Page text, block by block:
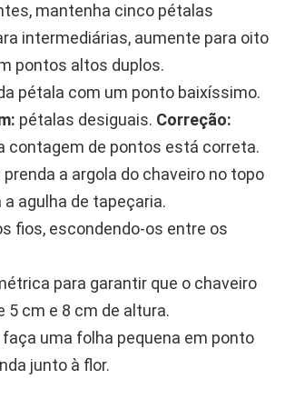
mantenha cinco pétalas
intermediárias, aumente para oito
pontos altos duplos.
pétala com um ponto baixíssimo.
pétalas desiguais. Correção:
contagem de pontos está correta.
a argola do chaveiro no topo
a agulha de tapeçaria.
fios, escondendo-os entre os
para garantir que o chaveiro
5 cm e 8 cm de altura.
faça uma folha pequena em ponto
junto à flor.